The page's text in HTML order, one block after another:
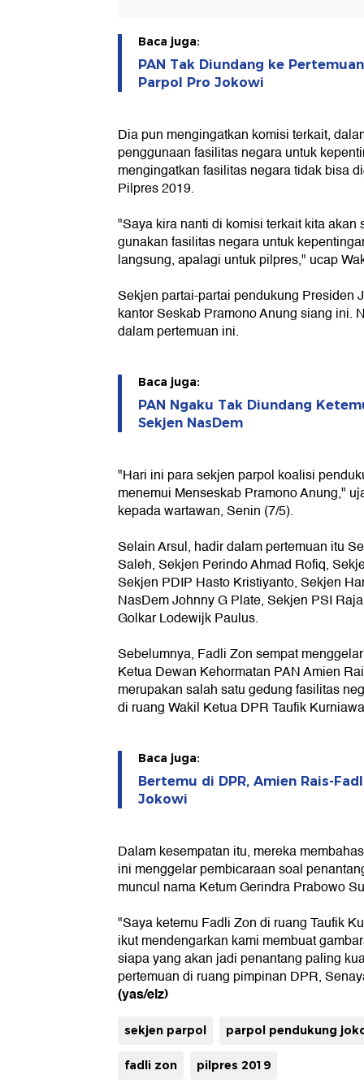
Baca juga:
PAN Tak Diundang ke
Parpol Pro Jokowi
Dia pun mengingatkan komisi terkait,
penggunaan fasilitas negara untuk
mengingatkan fasilitas negara tidak bisa
Pilpres 2019.
"Saya kira nanti di komisi terkait kita akan
gunakan fasilitas negara untuk
langsung, apalagi untuk pilpres," ucap
Sekjen partai-partai pendukung Presiden
kantor Seskab Pramono Anung siang ini.
dalam pertemuan ini.
Baca juga:
PAN Ngaku Tak Diundang
Sekjen NasDem
"Hari ini para sekjen parpol koalisi
menemui Menseskab Pramono Anung,"
kepada wartawan, Senin (7/5).
Selain Arsul, hadir dalam pertemuan itu
Saleh, Sekjen Perindo Ahmad Rofiq,
Sekjen PDIP Hasto Kristiyanto, Sekjen
NasDem Johnny G Plate, Sekjen PSI
Golkar Lodewijk Paulus.
Sebelumnya, Fadli Zon sempat
Ketua Dewan Kehormatan PAN Amien
merupakan salah satu gedung fasilitas
di ruang Wakil Ketua DPR Taufik
Baca juga:
Bertemu di DPR, Amien Rais-
Jokowi
Dalam kesempatan itu, mereka
ini menggelar pembicaraan soal
muncul nama Ketum Gerindra Prabowo
"Saya ketemu Fadli Zon di ruang Taufik
ikut mendengarkan kami membuat
siapa yang akan jadi penantang paling
pertemuan di ruang pimpinan DPR,
(yas/elz)
sekjen parpol parpol pendukung
fadli zon pilpres 2019